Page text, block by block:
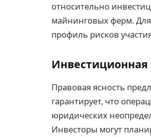
относительно
майнинговых ферм. Для
профиль рисков
Инвестиционная
Правовая ясность
гарантирует, что
юридических
Инвесторы могут